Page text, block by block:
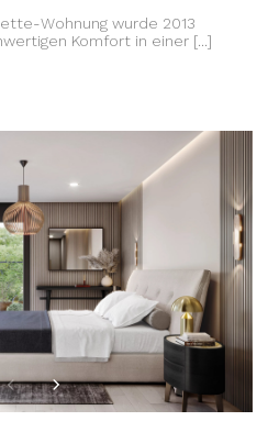
Wohnung wurde 2013
Komfort in einer [...]